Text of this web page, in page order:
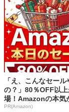
「え、こんなセー
の？」80％OFF以
場！Amazonの本気
PR(Amazon)